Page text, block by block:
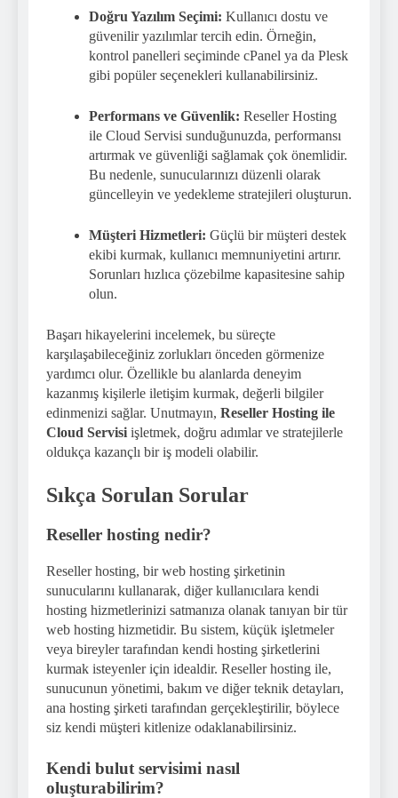
Doğru Yazılım Seçimi: Kullanıcı dostu ve
güvenilir yazılımlar tercih edin. Örneğin,
kontrol panelleri seçiminde cPanel ya da Plesk
gibi popüler seçenekleri kullanabilirsiniz.
Performans ve Güvenlik: Reseller Hosting
ile Cloud Servisi sunduğunuzda, performansı
artırmak ve güvenliği sağlamak çok önemlidir.
Bu nedenle, sunucularınızı düzenli olarak
güncelleyin ve yedekleme stratejileri oluşturun.
Müşteri Hizmetleri: Güçlü bir müşteri destek
ekibi kurmak, kullanıcı memnuniyetini artırır.
Sorunları hızlıca çözebilme kapasitesine sahip
olun.
Başarı hikayelerini incelemek, bu süreçte
karşılaşabileceğiniz zorlukları önceden görmenize
yardımcı olur. Özellikle bu alanlarda deneyim
kazanmış kişilerle iletişim kurmak, değerli bilgiler
edinmenizi sağlar. Unutmayın, Reseller Hosting ile
Cloud Servisi işletmek, doğru adımlar ve stratejilerle
oldukça kazançlı bir iş modeli olabilir.
Sıkça Sorulan Sorular
Reseller hosting nedir?
Reseller hosting, bir web hosting şirketinin
sunucularını kullanarak, diğer kullanıcılara kendi
hosting hizmetlerinizi satmanıza olanak tanıyan bir tür
web hosting hizmetidir. Bu sistem, küçük işletmeler
veya bireyler tarafından kendi hosting şirketlerini
kurmak isteyenler için idealdir. Reseller hosting ile,
sunucunun yönetimi, bakım ve diğer teknik detayları,
ana hosting şirketi tarafından gerçekleştirilir, böylece
siz kendi müşteri kitlenize odaklanabilirsiniz.
Kendi bulut servisimi nasıl
oluşturabilirim?